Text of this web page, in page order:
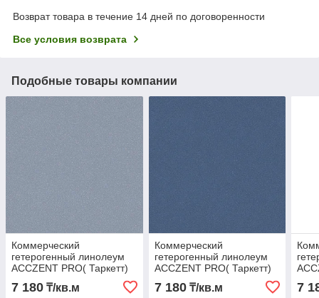
Возврат товара в течение 14 дней по договоренности
Все условия возврата
Подобные товары компании
Коммерческий
гетерогенный линолеум
ACCZENT PRO( Таркетт)
Aspect 10
7 180 ₸/кв.м
Коммерческий
гетерогенный линолеум
ACCZENT PRO( Таркетт)
Aspect 11
7 180₸/кв.м 7